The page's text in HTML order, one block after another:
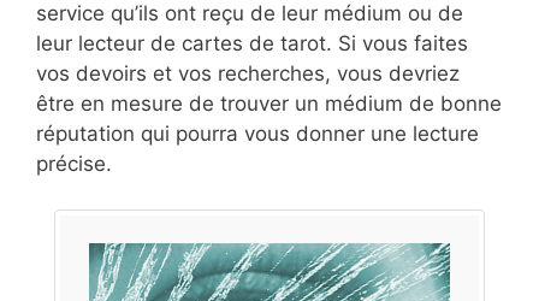
service qu’ils ont reçu de leur médium ou de
leur lecteur de cartes de tarot. Si vous faites
vos devoirs et vos recherches, vous devriez
être en mesure de trouver un médium de bonne
réputation qui pourra vous donner une lecture
précise.